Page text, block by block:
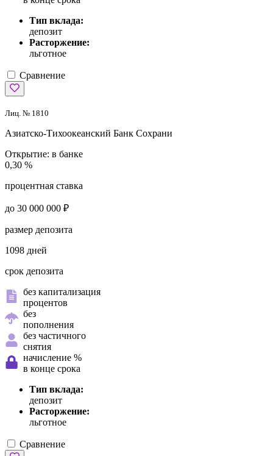
Тип вклада:
депозит
Расторжение:
льготное
Сравнение
Лиц. № 1810
Азиатско-Тихоокеанский Банк Сохрани
Открытие: в банке
0,30 %
процентная ставка
до 30 000 000 ₽
размер депозита
1098 дней
срок депозита
без капитализация
процентов
без
пополнения
без частичного
снятия
начисление %
в конце срока
Тип вклада:
депозит
Расторжение:
льготное
Сравнение